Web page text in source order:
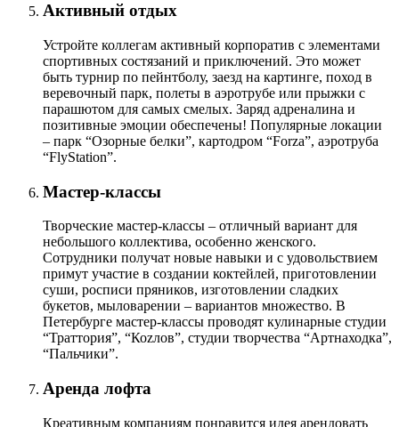
Активный отдых
Устройте коллегам активный корпоратив с элементами
спортивных состязаний и приключений. Это может
быть турнир по пейнтболу, заезд на картинге, поход в
веревочный парк, полеты в аэротрубе или прыжки с
парашютом для самых смелых. Заряд адреналина и
позитивные эмоции обеспечены! Популярные локации
– парк “Озорные белки”, картодром “Forza”, аэротруба
“FlyStation”.
Мастер-классы
Творческие мастер-классы – отличный вариант для
небольшого коллектива, особенно женского.
Сотрудники получат новые навыки и с удовольствием
примут участие в создании коктейлей, приготовлении
суши, росписи пряников, изготовлении сладких
букетов, мыловарении – вариантов множество. В
Петербурге мастер-классы проводят кулинарные студии
“Траттория”, “Коzлов”, студии творчества “Артнаходка”,
“Пальчики”.
Аренда лофта
Креативным компаниям понравится идея арендовать